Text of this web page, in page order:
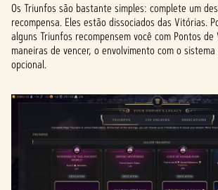
Os Triunfos são bastante simples: complete um
recompensa. Eles estão dissociados das Vitórias.
alguns Triunfos recompensem você com Pontos
maneiras de vencer, o envolvimento com o
opcional.